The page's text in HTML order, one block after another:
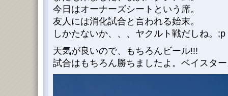
今日はオーナーズシートという席。
友人には消化試合と言われる始末。
しかたないか、、、ヤクルト戦だしね。;p
天気が良いので、もちろんビール!!!
試合はもちろん勝ちましたよ。ベイスタ